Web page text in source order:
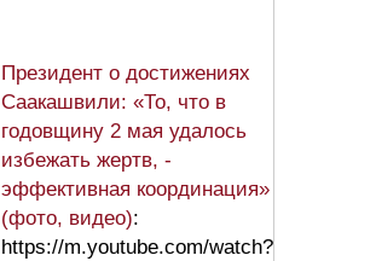
Президент о достижениях
Саакашвили: «То, что в
годовщину 2 мая удалось
избежать жертв, -
эффективная координация»
(фото, видео):
https://m.youtube.com/watch?